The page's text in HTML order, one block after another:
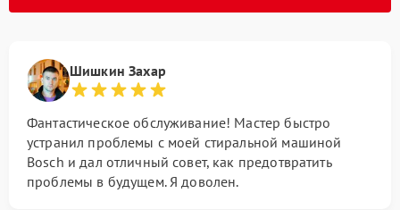
Шишкин Захар
Фантастическое обслуживание! Мастер быстро
устранил проблемы с моей стиральной машиной
Bosch и дал отличный совет, как предотвратить
проблемы в будущем. Я доволен.